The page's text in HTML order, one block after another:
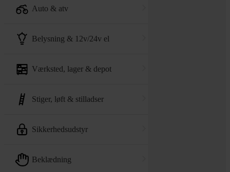
auto & atv
belysning & 12v/24v el
værksted, lager & depot
stiger, løft & stilladser
sikkerhedsudstyr
beklædning